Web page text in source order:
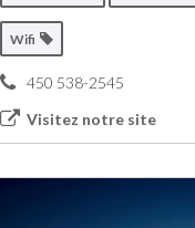
Wifi
450 538-2545
Visitez notre site